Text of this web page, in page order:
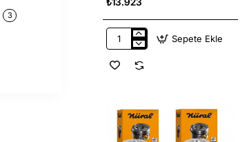
3
Ford
2002-
Silindir
Kapağı
Sepete Ekle